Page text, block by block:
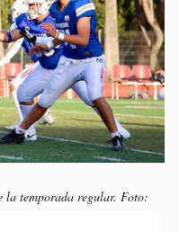
la temporada regular. Foto: